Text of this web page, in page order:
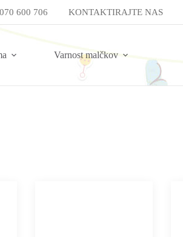
070 600 706 KONTAKTIRAJTE NAS
Varnost malčkov